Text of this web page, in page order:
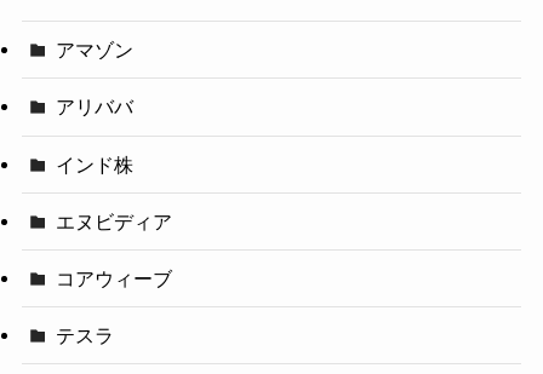
アマゾン
アリババ
インド株
エヌビディア
コアウィーブ
テスラ